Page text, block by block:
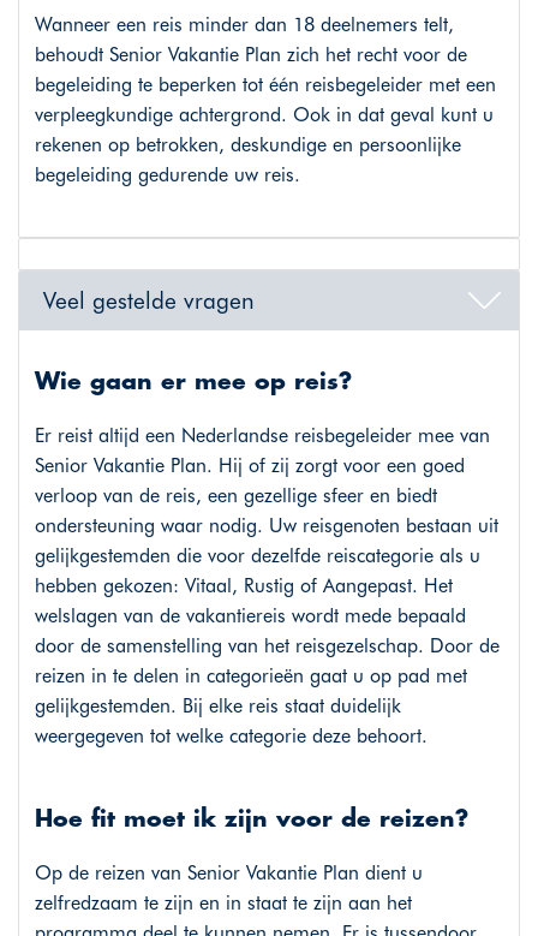
Wanneer een reis minder dan 18 deelnemers telt,
behoudt Senior Vakantie Plan zich het recht voor de
begeleiding te beperken tot één reisbegeleider met een
verpleegkundige achtergrond. Ook in dat geval kunt u
rekenen op betrokken, deskundige en persoonlijke
begeleiding gedurende uw reis.
Veel gestelde vragen
Wie gaan er mee op reis?
Er reist altijd een Nederlandse reisbegeleider mee van
Senior Vakantie Plan. Hij of zij zorgt voor een goed
verloop van de reis, een gezellige sfeer en biedt
ondersteuning waar nodig. Uw reisgenoten bestaan uit
gelijkgestemden die voor dezelfde reiscategorie als u
hebben gekozen: Vitaal, Rustig of Aangepast. Het
welslagen van de vakantiereis wordt mede bepaald
door de samenstelling van het reisgezelschap. Door de
reizen in te delen in categorieën gaat u op pad met
gelijkgestemden. Bij elke reis staat duidelijk
weergegeven tot welke categorie deze behoort.
Hoe fit moet ik zijn voor de reizen?
Op de reizen van Senior Vakantie Plan dient u
zelfredzaam te zijn en in staat te zijn aan het